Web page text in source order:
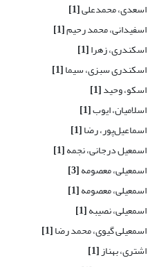
اسعدی، محمدعلی[1]
اسفیدانی، محمد رحیم[1]
اسکندری، زهرا[1]
اسکندری سبزی، سیما[1]
اسکو، وحید[1]
اسلامیان، ایوب[1]
اسماعیل‌پور، رضا[1]
اسمعیل درجانی، نجمه[1]
اسمعیلی، معصومه[3]
اسمعیلی، معصومه[1]
اسمعیلی، نصیبه[1]
اسمعیلی گیوی، محمد رضا[1]
اشتری، بهناز[1]